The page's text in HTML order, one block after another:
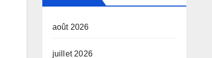
août 2026
juillet 2026